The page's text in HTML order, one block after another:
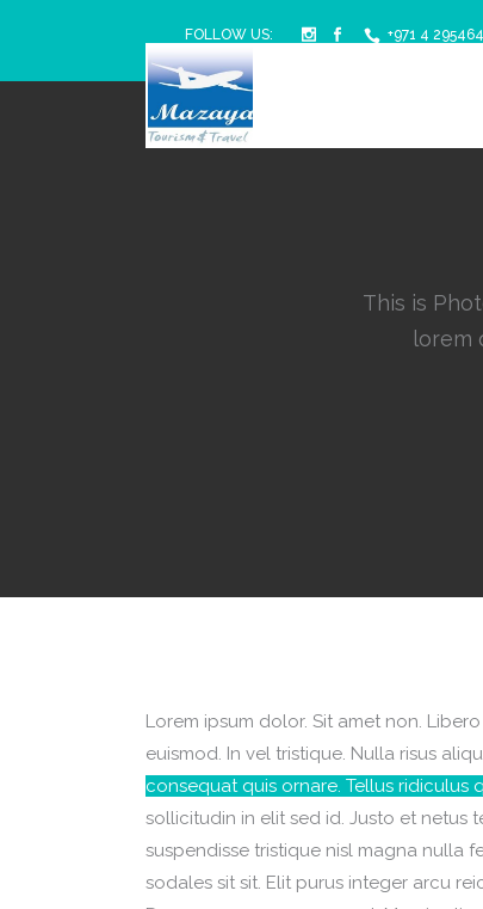
FOLLOW US: +971 4
This is
lorem
Lorem ipsum dolor. Sit amet non.
euismod. In vel tristique. Nulla risus
consequat quis ornare. Tellus ridiculus
sollicitudin in elit sed id. Justo et netus
suspendisse tristique nisl magna nulla
sodales sit sit. Elit purus integer arcu